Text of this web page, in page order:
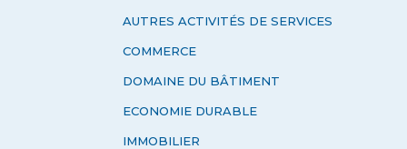
AUTRES ACTIVITÉS DE SERVICES
COMMERCE
DOMAINE DU BÂTIMENT
ECONOMIE DURABLE
IMMOBILIER